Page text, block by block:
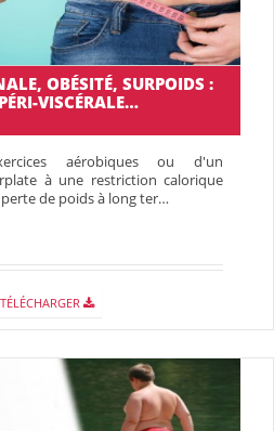
OBÉSITÉ, SURPOIDS :
VISCÉRALE…
aérobiques ou d'un
à une restriction calorique
de poids à long ter…
TÉLÉCHARGER